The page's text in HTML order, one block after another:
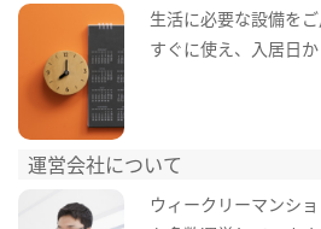
生活に必要な設備を
すぐに使え、入居日
運営会社について
ウィークリーマンシ